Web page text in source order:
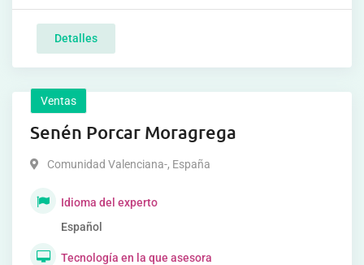
Detalles
Ventas
Senén Porcar Moragrega
Comunidad Valenciana-, España
Idioma del experto
Español
Tecnología en la que asesora